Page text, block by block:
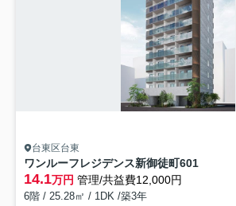
台東区台東
ワンルーフレジデンス新御徒町601
14.1万円 管理/共益費12,000円
6階 / 25.28㎡ / 1DK /築3年